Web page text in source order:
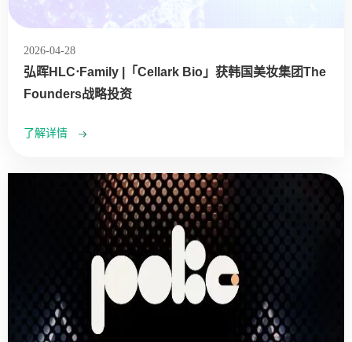
2026-04-28
弘晖HLC⋅Family |「Cellark Bio」获韩国美妆集团The
Founders战略投资
了解详情